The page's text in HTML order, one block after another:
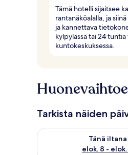
Tämä hotelli sijaitsee
rantanäköalalla, ja
ja kannettava
kylpylässä tai 24
kuntokeskuksessa.
Tarkista näiden
Tänä iltana
elok. 8 - elok.
Tarkista tämän illan